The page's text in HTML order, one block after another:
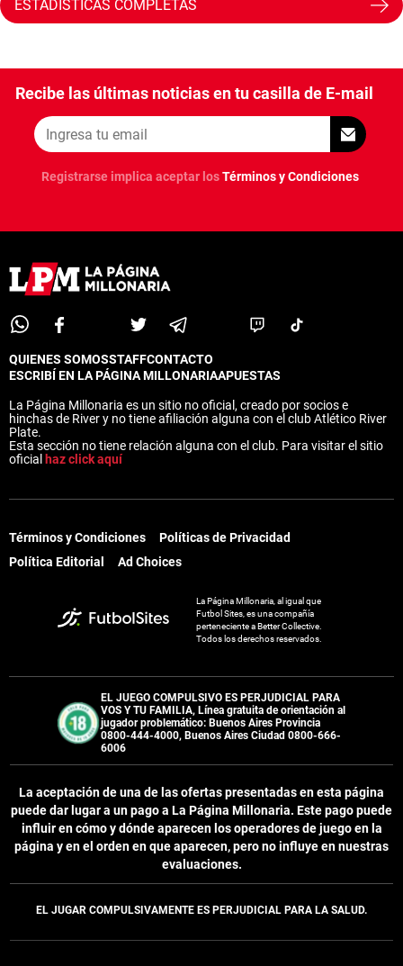
ESTADÍSTICAS COMPLETAS
Recibe las últimas noticias en tu casilla de E-mail
Registrarse implica aceptar losTérminos y Condiciones
QUIENES SOMOSSTAFFCONTACTO
ESCRIBÍ EN LA PÁGINA MILLONARIAAPUESTAS
La Página Millonaria es un sitio no oficial, creado por socios e
hinchas de River y no tiene afiliación alguna con el club Atlético River
Plate.
Esta sección no tiene relación alguna con el club. Para visitar el sitio
oficial haz click aquí
Términos y Condiciones
Políticas de Privacidad
Política Editorial
Ad Choices
La Página Millonaria, al igual que
Futbol Sites, es una compañía
perteneciente a Better Collective.
Todos los derechos reservados.
EL JUEGO COMPULSIVO ES PERJUDICIAL PARA
VOS Y TU FAMILIA, Línea gratuita de orientación al
jugador problemático: Buenos Aires Provincia
0800-444-4000, Buenos Aires Ciudad 0800-666-
6006
La aceptación de una de las ofertas presentadas en esta página
puede dar lugar a un pago a La Página Millonaria. Este pago puede
influir en cómo y dónde aparecen los operadores de juego en la
página y en el orden en que aparecen, pero no influye en nuestras
evaluaciones.
EL JUGAR COMPULSIVAMENTE ES PERJUDICIAL PARA LA SALUD.